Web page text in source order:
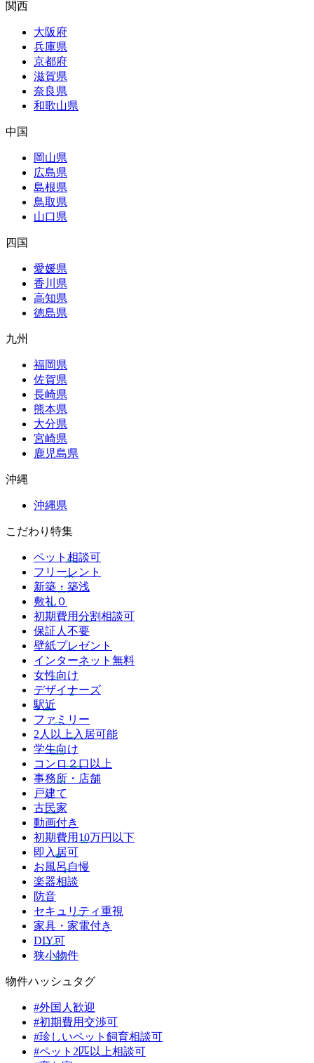
関西
大阪府
兵庫県
京都府
滋賀県
奈良県
和歌山県
中国
岡山県
広島県
島根県
鳥取県
山口県
四国
愛媛県
香川県
高知県
徳島県
九州
福岡県
佐賀県
長崎県
熊本県
大分県
宮崎県
鹿児島県
沖縄
沖縄県
こだわり特集
ペット相談可
フリーレント
新築・築浅
敷礼０
初期費用分割相談可
保証人不要
壁紙プレゼント
インターネット無料
女性向け
デザイナーズ
駅近
ファミリー
2人以上入居可能
学生向け
コンロ２口以上
事務所・店舗
戸建て
古民家
動画付き
初期費用10万円以下
即入居可
お風呂自慢
楽器相談
防音
セキュリティ重視
家具・家電付き
DIY可
狭小物件
物件ハッシュタグ
#外国人歓迎
#初期費用交渉可
#珍しいペット飼育相談可
#ペット2匹以上相談可